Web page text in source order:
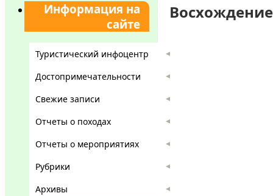
Информация на
сайте
Туристический инфоцентр
Достопримечательности
Свежие записи
Отчеты о походах
Отчеты о мероприятиях
Рубрики
Архивы